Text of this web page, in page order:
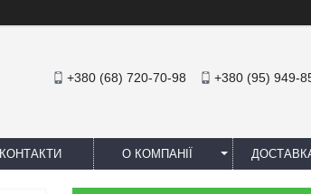
+380 (68) 720-70-98 +380 (95) 949-
КОНТАКТИ О КОМПАНІЇ